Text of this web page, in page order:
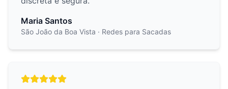
Maria Santos
São João da Boa Vista · Redes para Sacadas